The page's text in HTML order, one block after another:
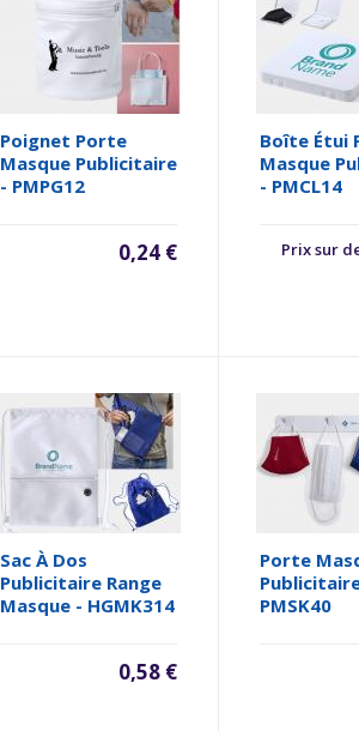
Poignet Porte
Masque Publicitaire
- PMPG12
0,24 €
Boîte Étui
Masque
- PMCL14
Prix sur
Sac À Dos
Publicitaire Range
Masque - HGMK314
0,58 €
Porte
PMSK40